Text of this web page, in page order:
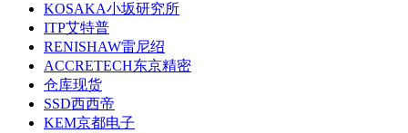
KOSAKA小坂研究所
ITP艾特普
RENISHAW雷尼绍
ACCRETECH东京精密
仓库现货
SSD西西帝
KEM京都电子